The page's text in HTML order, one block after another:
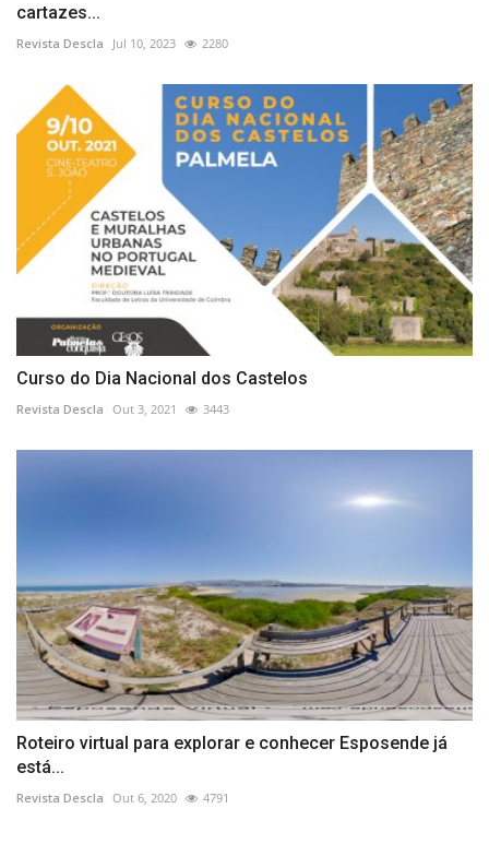
cartazes...
Revista Descla Jul 10, 2023 2280
Curso do Dia Nacional dos Castelos
Revista Descla Out 3, 2021 3443
Roteiro virtual para explorar e conhecer Esposende já
está...
Revista Descla Out 6, 2020 4791